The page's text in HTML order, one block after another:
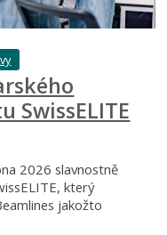
SwissELITE
2026 slavnostně
který
jakožto